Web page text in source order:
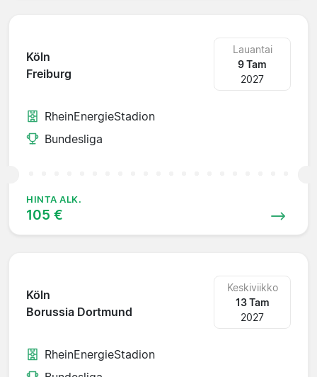
Köln
Freiburg
Lauantai
9 Tam
2027
RheinEnergieStadion
Bundesliga
HINTA ALK.
105 €
Köln
Borussia Dortmund
Keskiviikko
13 Tam
2027
RheinEnergieStadion